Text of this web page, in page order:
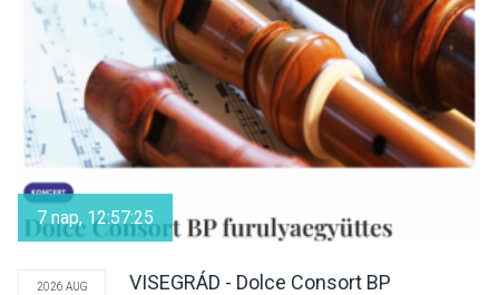
talajközeli ózonmennyiség
KULTÚRA 2026 AUG 06
Mi a pszichológia, és miért
van rá szükségünk? –
Beszélgetés a Kacsakő
7 nap, 12:57:25
2026 AUG
VISEGRÁD - Dolce Consort BP